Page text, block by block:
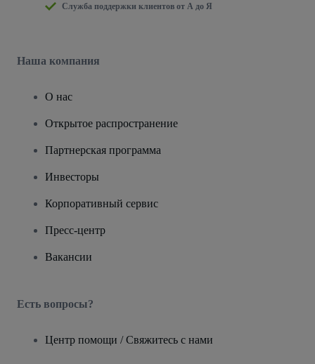
Служба поддержки клиентов от А до Я
Наша компания
О нас
Открытое распространение
Партнерская программа
Инвесторы
Корпоративный сервис
Пресс-центр
Вакансии
Есть вопросы?
Центр помощи / Свяжитесь с нами